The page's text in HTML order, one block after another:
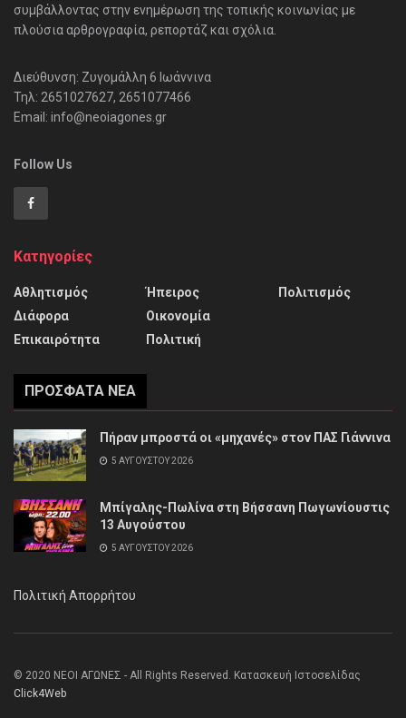
συμβάλλοντας στην ενημέρωση της τοπικής κοινωνίας με
πλούσια αρθρογραφία, ρεπορτάζ και σχόλια.
Διεύθυνση: Ζυγομάλλη 6 Ιωάννινα
Τηλ: 2651027627, 2651077466
Email: info@neoiagones.gr
Follow Us
Κατηγορίες
Αθλητισμός
Διάφορα
Επικαιρότητα
Ήπειρος
Οικονομία
Πολιτική
Πολιτισμός
ΠΡΌΣΦΑΤΑ ΝΈΑ
Πήραν μπροστά οι «μηχανές» στον ΠΑΣ Γιάννινα
5 ΑΥΓΟΎΣΤΟΥ 2026
Μπίγαλης-Πωλίνα στη Βήσσανη Πωγωνίουστις
13 Αυγούστου
5 ΑΥΓΟΎΣΤΟΥ 2026
Πολιτική Απορρήτου
© 2020 ΝΕΟΙ ΑΓΩΝΕΣ - All Rights Reserved. Κατασκευή Ιστοσελίδας
Click4Web